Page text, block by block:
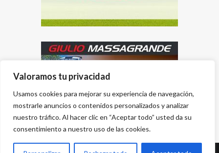
Valoramos tu privacidad
Usamos cookies para mejorar su experiencia de navegación,
mostrarle anuncios o contenidos personalizados y analizar
nuestro tráfico. Al hacer clic en “Aceptar todo” usted da su
consentimiento a nuestro uso de las cookies.